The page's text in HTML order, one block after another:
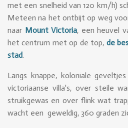
met een snelheid van 120 km/h)
Meteen na het ontbijt op weg
naar Mount Victoria, een heuvel
het centrum met op de top, de
stad.
Langs knappe, koloniale
victoriaanse villa's, over steile
struikgewas en over flink wat
wacht een geweldig, 360 graden